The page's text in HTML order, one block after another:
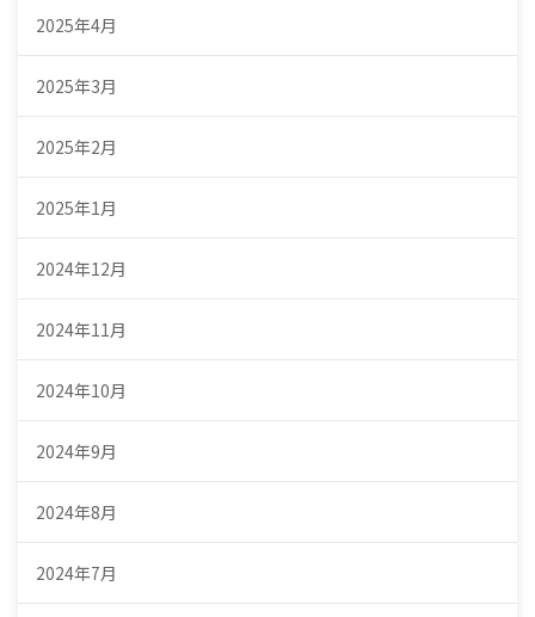
2025年4月
2025年3月
2025年2月
2025年1月
2024年12月
2024年11月
2024年10月
2024年9月
2024年8月
2024年7月